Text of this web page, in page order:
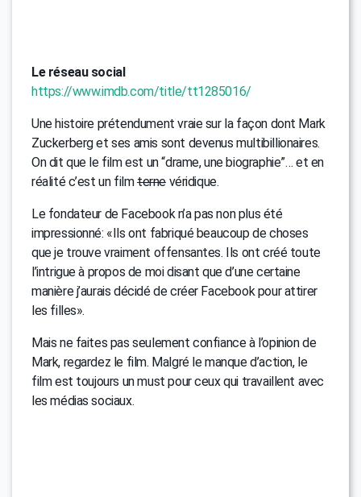
Le réseau social
https://www.imdb.com/title/tt1285016/
Une histoire prétendument vraie sur la façon dont Mark
Zuckerberg et ses amis sont devenus multibillionaires.
On dit que le film est un “drame, une biographie”… et en
réalité c’est un filmternevéridique.
Le fondateur de Facebook n’a pas non plus été
impressionné: «Ils ont fabriqué beaucoup de choses
que je trouve vraiment offensantes. Ils ont créé toute
l’intrigue à propos de moi disant que d’une certaine
manière j’aurais décidé de créer Facebook pour attirer
les filles».
Mais ne faites pas seulement confiance à l’opinion de
Mark, regardez le film. Malgré le manque d’action, le
film est toujours un must pour ceux qui travaillent avec
les médias sociaux.